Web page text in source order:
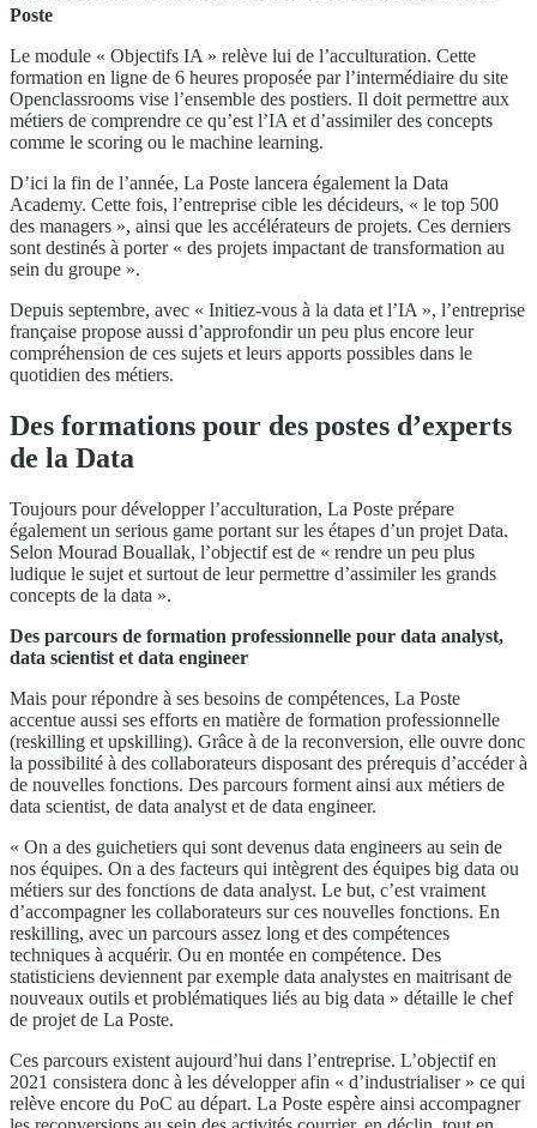
Poste
Le module « Objectifs IA » relève lui de l’acculturation. Cette
formation en ligne de 6 heures proposée par l’intermédiaire du site
Openclassrooms vise l’ensemble des postiers. Il doit permettre aux
métiers de comprendre ce qu’est l’IA et d’assimiler des concepts
comme le scoring ou le machine learning.
D’ici la fin de l’année, La Poste lancera également la Data
Academy. Cette fois, l’entreprise cible les décideurs, « le top 500
des managers », ainsi que les accélérateurs de projets. Ces derniers
sont destinés à porter « des projets impactant de transformation au
sein du groupe ».
Depuis septembre, avec « Initiez-vous à la data et l’IA », l’entreprise
française propose aussi d’approfondir un peu plus encore leur
compréhension de ces sujets et leurs apports possibles dans le
quotidien des métiers.
Des formations pour des postes d’experts
de la Data
Toujours pour développer l’acculturation, La Poste prépare
également un serious game portant sur les étapes d’un projet Data.
Selon Mourad Bouallak, l’objectif est de « rendre un peu plus
ludique le sujet et surtout de leur permettre d’assimiler les grands
concepts de la data ».
Des parcours de formation professionnelle pour data analyst,
data scientist et data engineer
Mais pour répondre à ses besoins de compétences, La Poste
accentue aussi ses efforts en matière de formation professionnelle
(reskilling et upskilling). Grâce à de la reconversion, elle ouvre donc
la possibilité à des collaborateurs disposant des prérequis d’accéder à
de nouvelles fonctions. Des parcours forment ainsi aux métiers de
data scientist, de data analyst et de data engineer.
« On a des guichetiers qui sont devenus data engineers au sein de
nos équipes. On a des facteurs qui intègrent des équipes big data ou
métiers sur des fonctions de data analyst. Le but, c’est vraiment
d’accompagner les collaborateurs sur ces nouvelles fonctions. En
reskilling, avec un parcours assez long et des compétences
techniques à acquérir. Ou en montée en compétence. Des
statisticiens deviennent par exemple data analystes en maitrisant de
nouveaux outils et problématiques liés au big data » détaille le chef
de projet de La Poste.
Ces parcours existent aujourd’hui dans l’entreprise. L’objectif en
2021 consistera donc à les développer afin « d’industrialiser » ce qui
relève encore du PoC au départ. La Poste espère ainsi accompagner